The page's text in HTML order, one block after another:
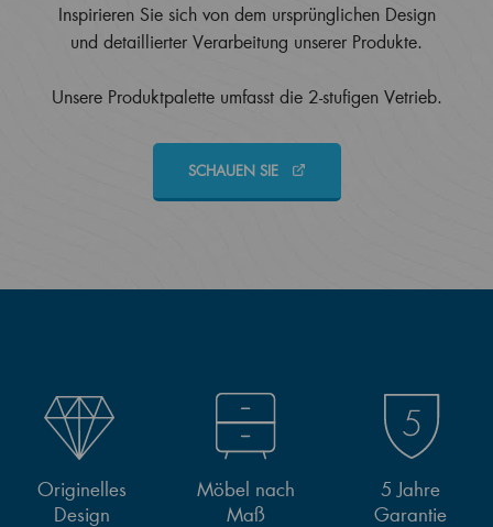
Inspirieren Sie sich von dem ursprünglichen Design
und detaillierter Verarbeitung unserer Produkte.
Unsere Produktpalette umfasst die 2-stufigen Vetrieb.
SCHAUEN SIE
Originelles
Design
Möbel nach
Maß
5 Jahre
Garantie